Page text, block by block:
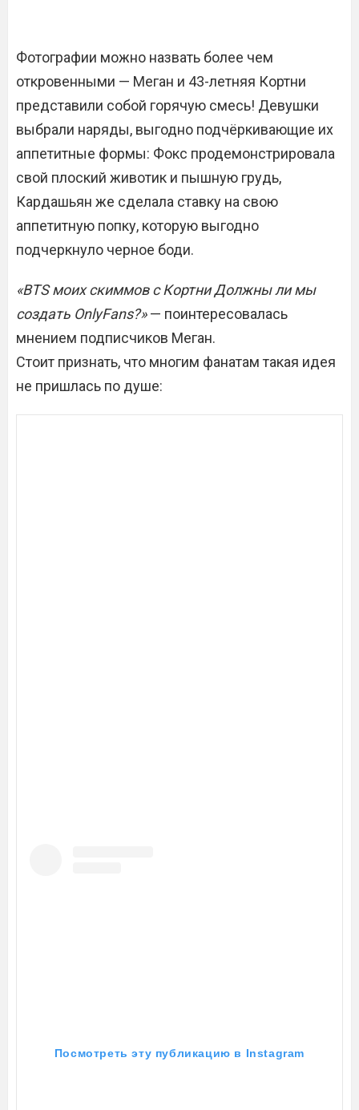
Фотографии можно назвать более чем
откровенными — Меган и 43-летняя Кортни
представили собой горячую смесь! Девушки
выбрали наряды, выгодно подчёркивающие их
аппетитные формы: Фокс продемонстрировала
свой плоский животик и пышную грудь,
Кардашьян же сделала ставку на свою
аппетитную попку, которую выгодно
подчеркнуло черное боди.
«BTS моих скиммов с КортниДолжны ли мы
создать OnlyFans?»— поинтересовалась
мнением подписчиков Меган.
Стоит признать, что многим фанатам такая идея
не пришлась по душе:
Посмотреть эту публикацию в Instagram